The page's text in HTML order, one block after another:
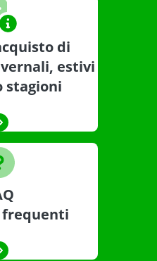
di
estivi
stagioni
frequenti